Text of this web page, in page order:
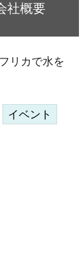
社概要
リカで水を
イベント